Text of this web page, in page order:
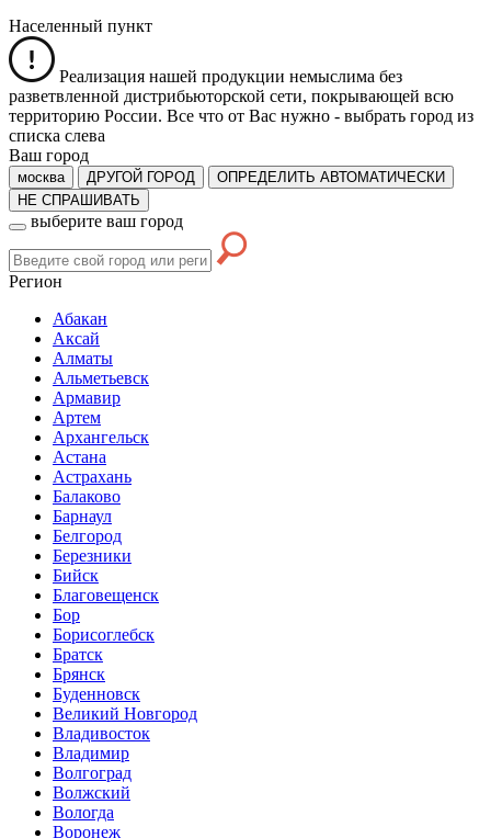
Населенный пункт
Реализация нашей продукции немыслима без
разветвленной дистрибьюторской сети, покрывающей всю
территорию России. Все что от Вас нужно - выбрать город из
списка слева
Ваш город
москва ДРУГОЙ ГОРОД
ОПРЕДЕЛИТЬ АВТОМАТИЧЕСКИ
НЕ СПРАШИВАТЬ
выберите ваш город
Регион
Абакан
Аксай
Алматы
Альметьевск
Армавир
Артем
Архангельск
Астана
Астрахань
Балаково
Барнаул
Белгород
Березники
Бийск
Благовещенск
Бор
Борисоглебск
Братск
Брянск
Буденновск
Великий Новгород
Владивосток
Владимир
Волгоград
Волжский
Вологда
Воронеж